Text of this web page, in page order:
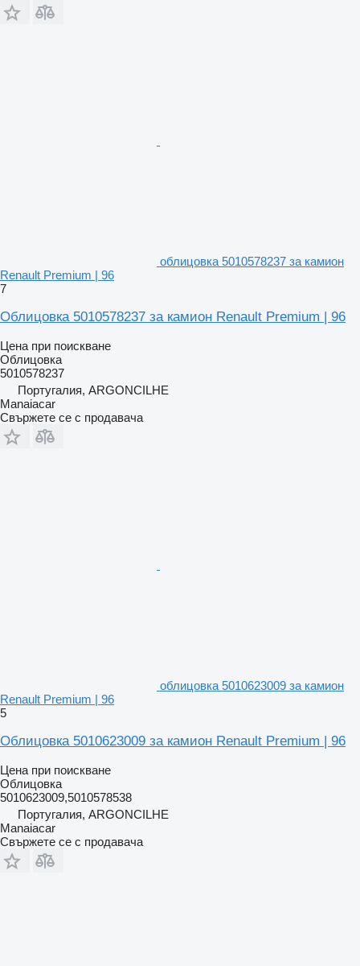
облицовка 5010578237 за камион
Renault Premium | 96
7
Облицовка 5010578237 за камион Renault Premium | 96
Цена при поискване
Облицовка
5010578237
Португалия, ARGONCILHE
Manaiacar
Свържете се с продавача
облицовка 5010623009 за камион
Renault Premium | 96
5
Облицовка 5010623009 за камион Renault Premium | 96
Цена при поискване
Облицовка
5010623009,5010578538
Португалия, ARGONCILHE
Manaiacar
Свържете се с продавача